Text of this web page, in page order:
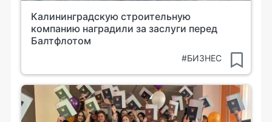
Калининградскую строительную
компанию наградили за заслуги перед
Балтфлотом
#БИЗНЕС